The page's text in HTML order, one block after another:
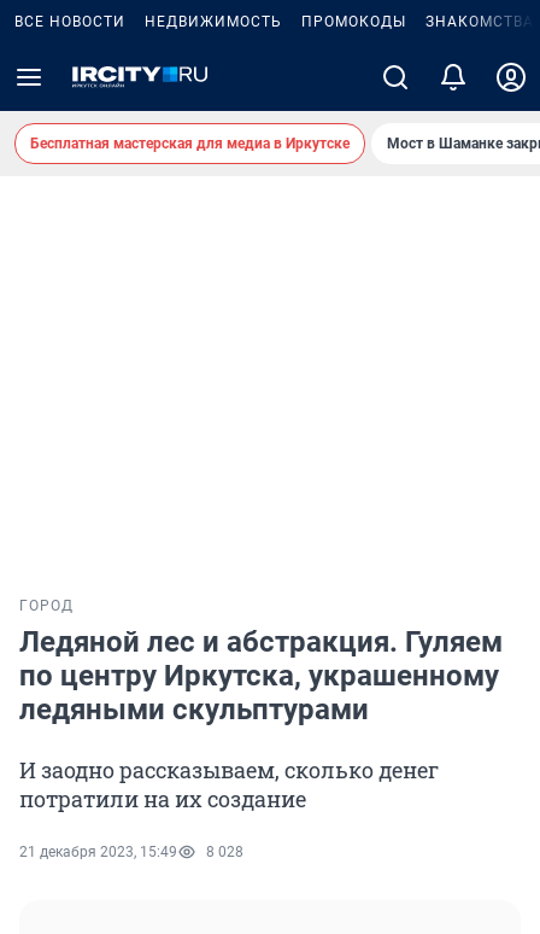
ВСЕ НОВОСТИ НЕДВИЖИМОСТЬ ПРОМОКОДЫ ЗНАКОМСТВА
Бесплатная мастерская для медиа в Иркутске Мост в Шаманке
ГОРОД
Ледяной лес и абстракция. Гуляем
по центру Иркутска, украшенному
ледяными скульптурами
И заодно рассказываем, сколько денег
потратили на их создание
21 декабря 2023, 15:49 8 028